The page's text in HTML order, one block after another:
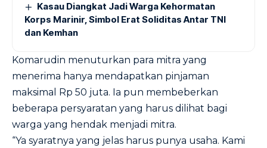
Kasau Diangkat Jadi Warga Kehormatan
Korps Marinir, Simbol Erat Soliditas Antar TNI
dan Kemhan
Komarudin menuturkan para mitra yang
menerima hanya mendapatkan pinjaman
maksimal Rp 50 juta. Ia pun membeberkan
beberapa persyaratan yang harus dilihat bagi
warga yang hendak menjadi mitra.
“Ya syaratnya yang jelas harus punya usaha. Kami